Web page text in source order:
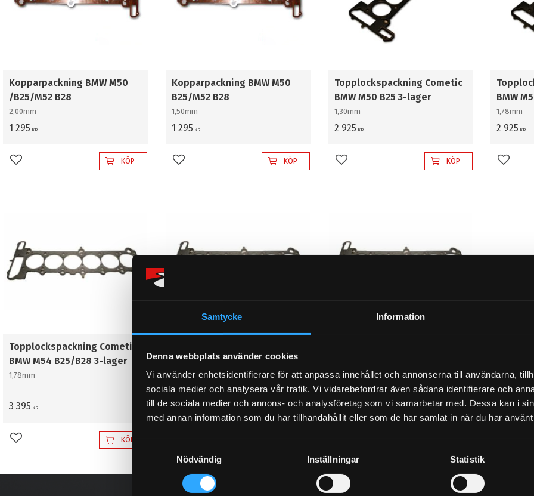
Samtycke Information
Denna webbplats använder cookies
Vi använder enhetsidentifierare för att anpassa innehållet och annonserna till användarna,
sociala medier och analysera vår trafik. Vi vidarebefordrar även sådana identifierare och
till de sociala medier och annons- och analysföretag som vi samarbetar med. Dessa kan i
med annan information som du har tillhandahållit eller som de har samlat in när du har
m
Nödvändig Inställningar Statistik
Kopparpackning BMW M50
/B25/M52 B28
2,00mm
1 295 KR
Lägg till i favoriter KÖP
Kopparpackning BMW M50
B25/M52 B28
1,50mm
1 295 KR
Lägg till i favoriter KÖP
Topplockspackning Cometic
BMW M50 B25 3-lager
1,30mm
2 925 KR
Lägg till i favoriter KÖP
BMW
1,78mm
2 925 KR
Lägg
Topplockspackning Cometic
BMW M54 B25/B28 3-lager
1,78mm
3 395 KR
Lägg till i favoriter KÖP
BMW M54 B25/B28 3-lager
3,05mm
3 495KR
1,30mm
3 095KR
lager
3,55mm
995 KR